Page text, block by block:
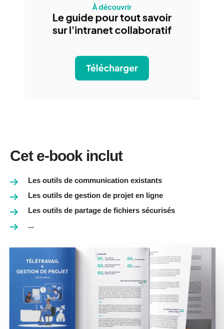
Cet e-book inclut
Les outils de communication existants
Les outils de gestion de projet en ligne
Les outils de partage de fichiers sécurisés
...